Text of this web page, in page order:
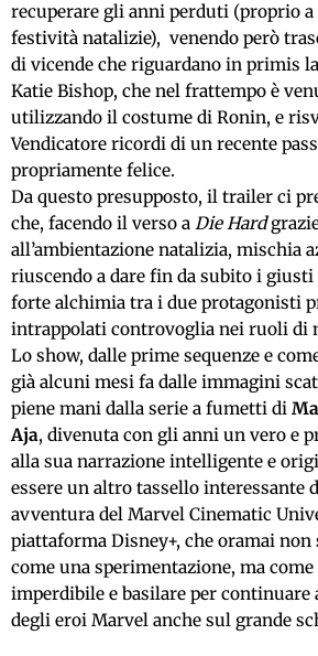
recuperare gli anni perduti (proprio a
festività natalizie), venendo però
di vicende che riguardano in primis
Katie Bishop, che nel frattempo è
utilizzando il costume di Ronin, e
Vendicatore ricordi di un recente
propriamente felice.
Da questo presupposto, il trailer ci
che, facendo il verso a Die Hard
all’ambientazione natalizia, mischia
riuscendo a dare fin da subito i
forte alchimia tra i due protagonisti
intrappolati controvoglia nei ruoli di
Lo show, dalle prime sequenze e
già alcuni mesi fa dalle immagini
piene mani dalla serie a fumetti di
Aja, divenuta con gli anni un vero e
alla sua narrazione intelligente e
essere un altro tassello interessante
avventura del Marvel Cinematic
piattaforma Disney+, che oramai
come una sperimentazione, ma
imperdibile e basilare per continuare
degli eroi Marvel anche sul grande